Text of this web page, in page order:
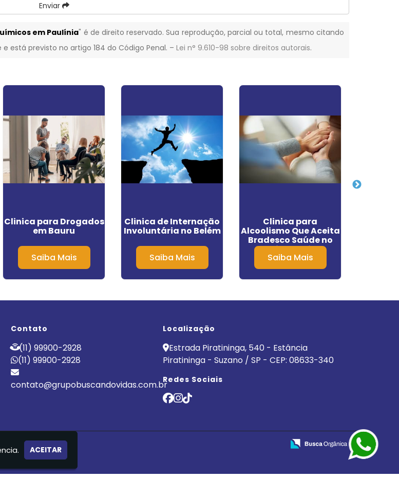
Enviar
em Paulínia" é de direito reservado. Sua reprodução, parcial ou total, mesmo citando
está previsto no artigo 184 do Código Penal. –Lei n° 9.610-98 sobre direitos autorais.
Clinica para Drogados
em Bauru
Saiba Mais
Clinica de Internação
Involuntária no Belém
Saiba Mais
Clinica para
Alcoolismo Que Aceita
Bradesco Saúde no
Jardim Paulista
Saiba Mais
Contato
(11) 99900-2928
(11) 99900-2928
contato@grupobuscandovidas.com.br
Localização
Estrada Piratininga, 540 - Estância
Piratininga - Suzano / SP - CEP: 08633-340
Redes Sociais
ACEITAR